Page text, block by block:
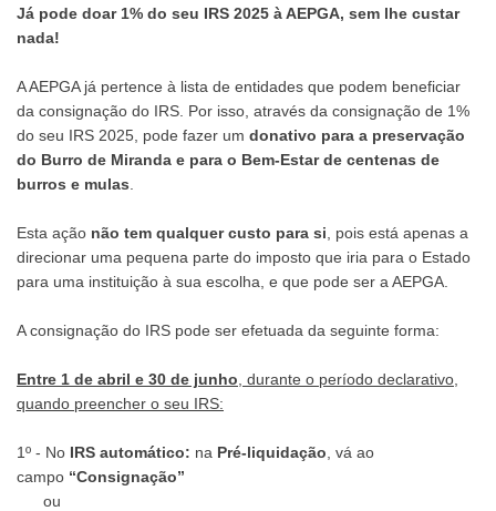
Já pode doar 1% do seu IRS 2025 à AEPGA, sem lhe custar
nada!
A AEPGA já pertence à lista de entidades que podem beneficiar
da consignação do IRS. Por isso, através da consignação de 1%
do seu IRS 2025, pode fazer um donativo para a preservação
do Burro de Miranda e para o Bem-Estar de centenas de
burros e mulas
Esta ação não tem qualquer custo para si , pois está apenas a
direcionar uma pequena parte do imposto que iria para o Estado
para uma instituição à sua escolha, e que pode ser a AEPGA.
A consignação do IRS pode ser efetuada da seguinte forma:
Entre 1 de abril e 30 de junho , durante o período declarativo,
quando preencher o seu IRS:
1º - No IRS automático: na Pré-liquidação , vá ao
campo “Consignação”
ou